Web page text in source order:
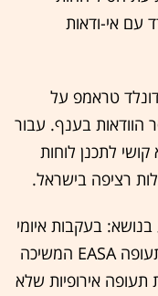
אי-ודאות
טראמפ על
הוודאות בענף. עבור
לתכנן לוחות
רציפה בישראל.
בנושא: בעקבות איומי
טראמפ, הסוכנות האירופית לבטיחות תעופה EASA המשיכה
תעופה אירופיות שלא